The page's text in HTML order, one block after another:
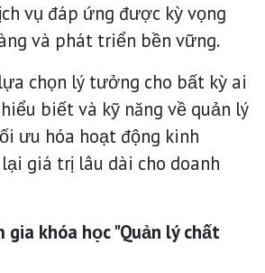
vụ đáp ứng được kỳ vọng
và phát triển bền vững.
chọn lý tưởng cho bất kỳ ai
biết và kỹ năng về quản lý
ưu hóa hoạt động kinh
giá trị lâu dài cho doanh
khóa học "Quản lý chất